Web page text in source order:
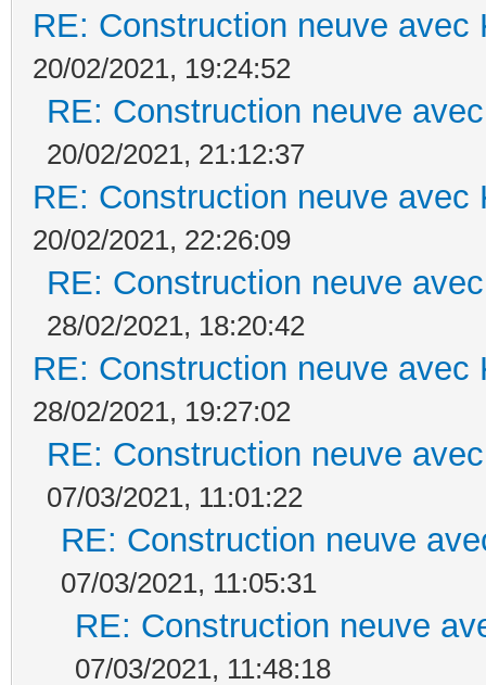
RE: Construction neuve avec
20/02/2021, 19:24:52
RE: Construction neuve
20/02/2021, 21:12:37
RE: Construction neuve avec
20/02/2021, 22:26:09
RE: Construction neuve
28/02/2021, 18:20:42
RE: Construction neuve avec
28/02/2021, 19:27:02
RE: Construction neuve
07/03/2021, 11:01:22
RE: Construction neuve
07/03/2021, 11:05:31
RE: Construction neuve
07/03/2021, 11:48:18